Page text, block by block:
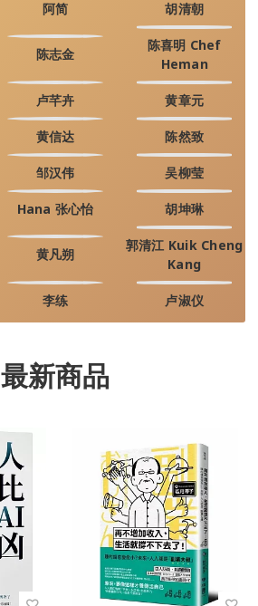
阿简 胡清朝
陈志金
陈喜明 Chef
Heman
卢芊卉 黄章元
黄信达 陈然致
邹汉伟 吴柳莹
Hana 张心怡 胡坤琳
黄凡朔
郭清江 Kuik Cheng
Kang
李练 卢淑仪
最新商品